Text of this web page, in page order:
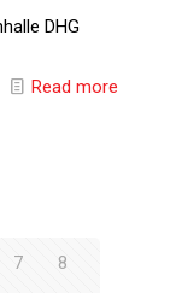
DHG
Read more
7
8